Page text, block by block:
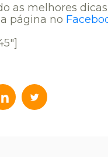
as melhores
página no